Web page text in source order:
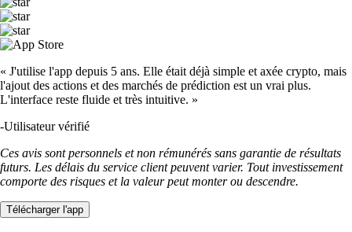
« J'utilise l'app depuis 5 ans. Elle était déjà simple et axée crypto, mais
l'ajout des actions et des marchés de prédiction est un vrai plus.
L'interface reste fluide et très intuitive. »
-Utilisateur vérifié
Ces avis sont personnels et non rémunérés sans garantie de résultats
futurs. Les délais du service client peuvent varier. Tout investissement
comporte des risques et la valeur peut monter ou descendre.
Télécharger l'app